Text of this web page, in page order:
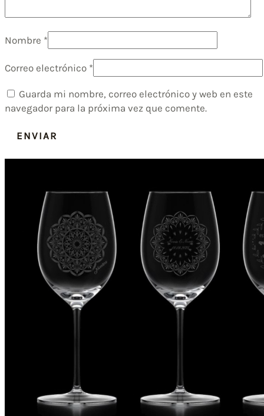
Nombre *
Correo electrónico *
Guarda mi nombre, correo electrónico y web en este
navegador para la próxima vez que comente.